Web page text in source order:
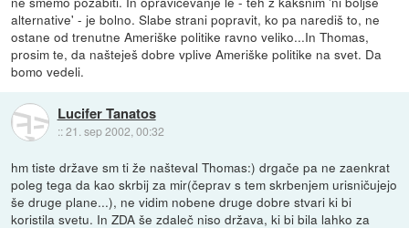
alternative' - je bolno. Slabe strani popravit, ko pa narediš to, ne
ostane od trenutne Ameriške politike ravno veliko...In Thomas,
prosim te, da našteješ dobre vplive Ameriške politike na svet. Da
bomo vedeli.
Lucifer Tanatos
::21. sep 2002, 00:32
hm tiste države sm ti že našteval Thomas:) drgače pa ne zaenkrat
poleg tega da kao skrbij za mir(čeprav s tem skrbenjem urisničujejo
še druge plane...), ne vidim nobene druge dobre stvari ki bi
koristila svetu. In ZDA še zdaleč niso država, ki bi bila lahko za